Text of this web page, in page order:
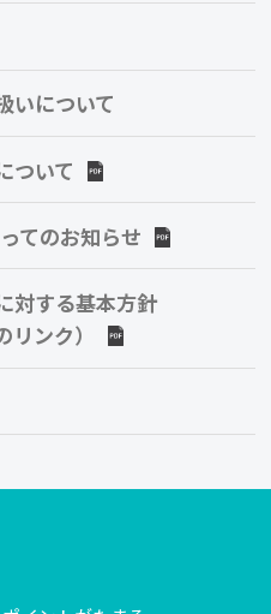
いについて
ついて
てのお知らせ
対する基本方針
リンク）